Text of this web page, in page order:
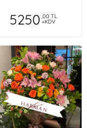
5250 ,00 TL
+KDV